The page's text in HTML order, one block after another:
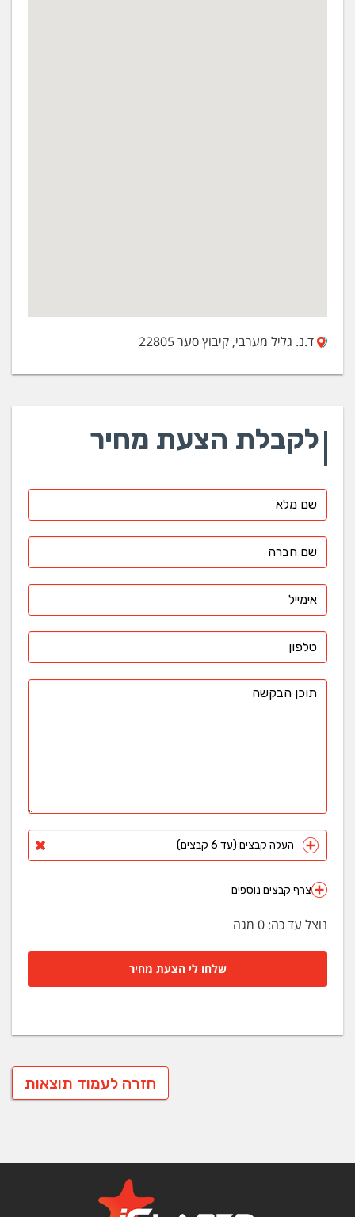
ד.נ. גליל מערבי, קיבוץ סער 22805
לקבלת הצעת מחיר
העלה קבצים (עד 6 קבצים)
צרף קבצים נוספים
נוצל עד כה: 0 מגה
שלחו לי הצעת מחיר
חזרה לעמוד תוצאות